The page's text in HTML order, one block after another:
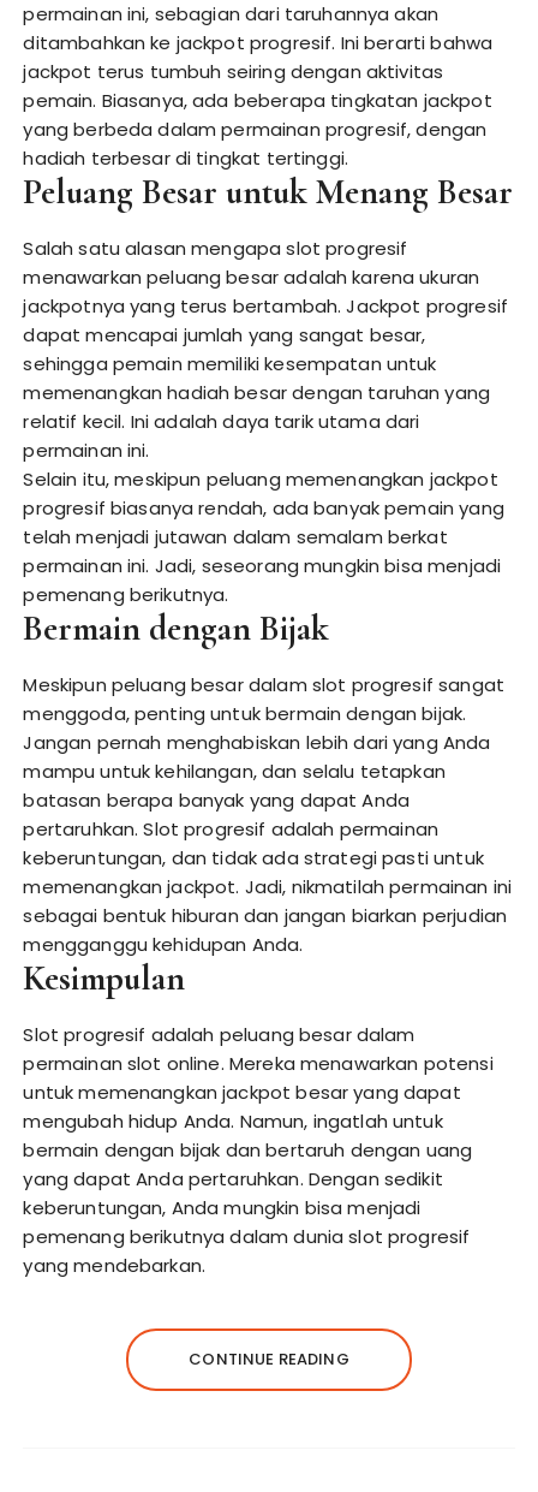
permainan ini, sebagian dari taruhannya akan
ditambahkan ke jackpot progresif. Ini berarti bahwa
jackpot terus tumbuh seiring dengan aktivitas
pemain. Biasanya, ada beberapa tingkatan jackpot
yang berbeda dalam permainan progresif, dengan
hadiah terbesar di tingkat tertinggi.
Peluang Besar untuk Menang Besar
Salah satu alasan mengapa slot progresif
menawarkan peluang besar adalah karena ukuran
jackpotnya yang terus bertambah. Jackpot progresif
dapat mencapai jumlah yang sangat besar,
sehingga pemain memiliki kesempatan untuk
memenangkan hadiah besar dengan taruhan yang
relatif kecil. Ini adalah daya tarik utama dari
permainan ini.
Selain itu, meskipun peluang memenangkan jackpot
progresif biasanya rendah, ada banyak pemain yang
telah menjadi jutawan dalam semalam berkat
permainan ini. Jadi, seseorang mungkin bisa menjadi
pemenang berikutnya.
Bermain dengan Bijak
Meskipun peluang besar dalam slot progresif sangat
menggoda, penting untuk bermain dengan bijak.
Jangan pernah menghabiskan lebih dari yang Anda
mampu untuk kehilangan, dan selalu tetapkan
batasan berapa banyak yang dapat Anda
pertaruhkan. Slot progresif adalah permainan
keberuntungan, dan tidak ada strategi pasti untuk
memenangkan jackpot. Jadi, nikmatilah permainan ini
sebagai bentuk hiburan dan jangan biarkan perjudian
mengganggu kehidupan Anda.
Kesimpulan
Slot progresif adalah peluang besar dalam
permainan slot online. Mereka menawarkan potensi
untuk memenangkan jackpot besar yang dapat
mengubah hidup Anda. Namun, ingatlah untuk
bermain dengan bijak dan bertaruh dengan uang
yang dapat Anda pertaruhkan. Dengan sedikit
keberuntungan, Anda mungkin bisa menjadi
pemenang berikutnya dalam dunia slot progresif
yang mendebarkan.
CONTINUE READING